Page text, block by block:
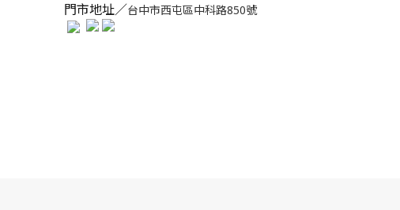
門市地址／台中市西屯區中科路850號